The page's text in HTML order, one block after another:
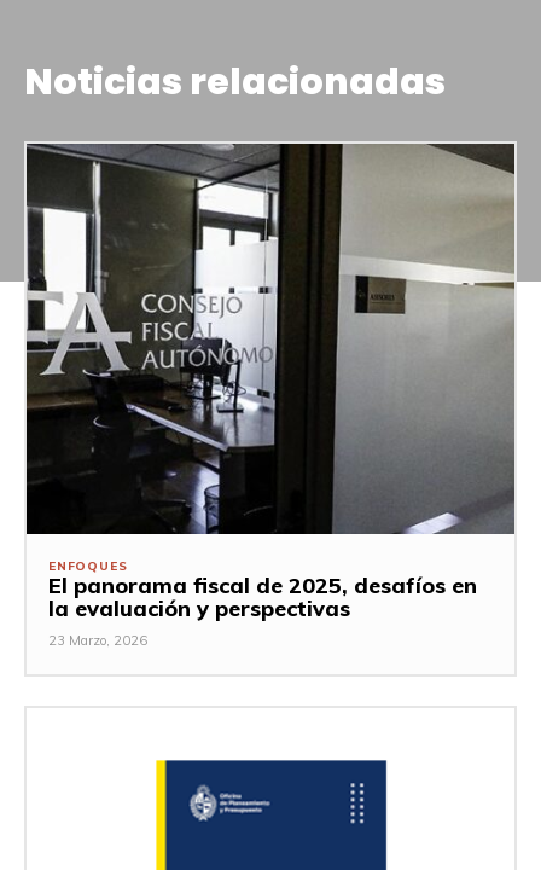
Noticias relacionadas
ENFOQUES
El panorama fiscal de 2025, desafíos en
la evaluación y perspectivas
23 Marzo, 2026